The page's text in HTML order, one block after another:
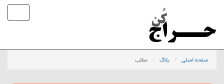
صفحه اصلی بلاگ مطلب